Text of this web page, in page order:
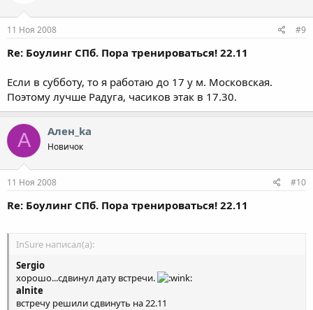
11 Ноя 2008 #9
Re: Боулинг СПб. Пора тренироваться! 22.11
Если в субботу, то я работаю до 17 у м. Московская.
Поэтому лучше Радуга, часиков этак в 17.30.
А Ален_ka
Новичок
11 Ноя 2008 #10
Re: Боулинг СПб. Пора тренироваться! 22.11
InSure написал(а):
Sergio
хорошо...сдвинул дату встречи.
alnite
встречу решили сдвинуть на 22.11